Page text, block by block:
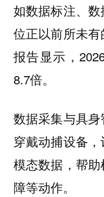
如数据标注、
位正以前所未
报告显示，
8.7倍。
数据采集与具
穿戴动捕设备
模态数据，帮
障等动作。